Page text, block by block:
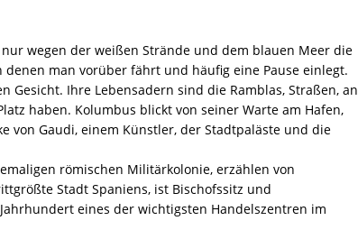
wegen der weißen Strände und dem blauen Meer die
denen man vorüber fährt und häufig eine Pause einlegt.
Gesicht. Ihre Lebensadern sind die Ramblas, Straßen, an
haben. Kolumbus blickt von seiner Warte am Hafen,
von Gaudi, einem Künstler, der Stadtpaläste und die
römischen Militärkolonie, erzählen von
Stadt Spaniens, ist Bischofssitz und
eines der wichtigsten Handelszentren im